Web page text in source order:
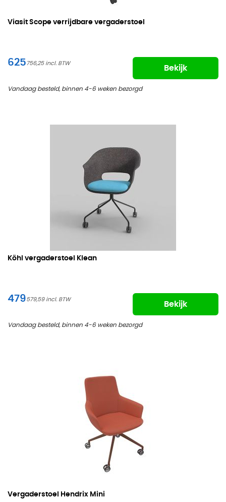
Viasit Scope verrijdbare vergaderstoel
625 756,25
Bekijk
Vandaag besteld, binnen 4-6 weken bezorgd
Köhl vergaderstoel Klean
479579,59
Bekijk
Vandaag besteld, binnen 4-6 weken bezorgd
Vergaderstoel Hendrix Mini